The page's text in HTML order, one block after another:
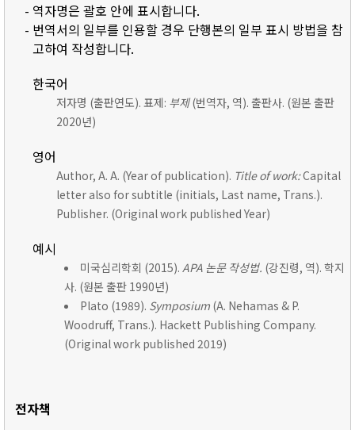
- 역자명은 괄호 안에 표시합니다.
- 번역서의 일부를 인용할 경우 단행본의 일부 표시 방법을 참
고하여 작성합니다.
한국어
저자명 (출판연도). 표제: 부제(번역자, 역). 출판사. (원본 출판
2020년)
영어
Author, A. A. (Year of publication). Title of work:Capital
letter also for subtitle (initials, Last name, Trans.).
Publisher. (Original work published Year)
예시
미국심리학회 (2015). APA 논문 작성법. (강진령, 역). 학지
사. (원본 출판 1990년)
Plato (1989). Symposium (A. Nehamas & P.
Woodruff, Trans.). Hackett Publishing Company.
(Original work published 2019)
전자책